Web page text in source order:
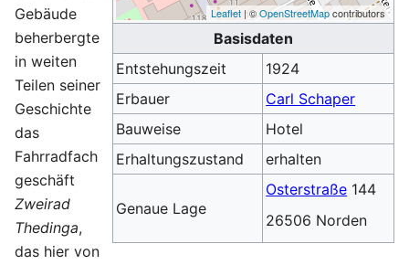
Leaflet | ©OpenStreetMapcontributors
Basisdaten
Entstehungszeit
1924
Erbauer
Carl Schaper
Bauweise
Hotel
Erhaltungszustand
erhalten
Genaue Lage
Osterstraße 144
26506 Norden
Gebäude
beherbergte
in weiten
Teilen seiner
Geschichte
das
Fahrradfach
geschäft
Zweirad
Thedinga,
das hier von